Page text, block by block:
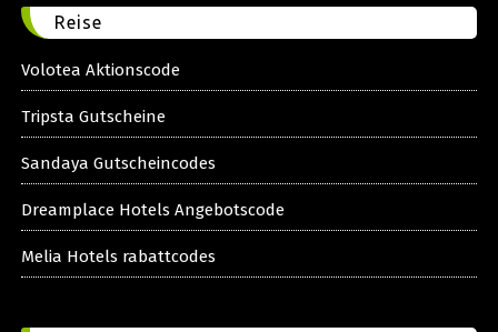
Reise
Volotea Aktionscode
Tripsta Gutscheine
Sandaya Gutscheincodes
Dreamplace Hotels Angebotscode
Melia Hotels rabattcodes